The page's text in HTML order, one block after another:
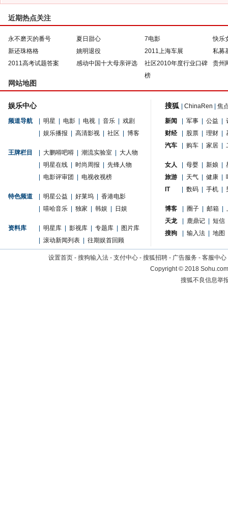
近期热点关注
永不磨灭的番号 夏日甜心 7电影
快乐
新还珠格格
姚明退役 2011上海车展
私募
2011高考试题答案
感动中国十大母亲评选
社区2010年度行业口碑
榜
贵州
网站地图
娱乐中心
频道导航 明星 电影 电视 音乐
戏剧
娱乐播报 高清影视 社区 博客
王牌栏目 大鹏嘚吧嘚 潮流实验室
大人物
明星在线 时尚周报
先锋人物
电影评审团 电视收视榜
特色频道 明星公益 好莱坞
香港电影
嘻哈音乐 独家 韩娱 日娱
资料库 明星库 影视库 专题库
图片库
滚动新闻列表 往期娱首回顾
搜狐 ChinaRen 焦
新闻 军事 公益
财经
股票 理财
汽车
购车 家居
女人 母婴 新娘
旅游
天气 健康
IT
数码 手机
博客 圈子 邮箱
天龙
鹿鼎记
短信
搜狗
输入法 地图
设置首页 - 搜狗输入法 - 支付中心 - 搜狐招聘 - 广告服务 - 客服中心
Copyright©2018
搜狐不良信息举